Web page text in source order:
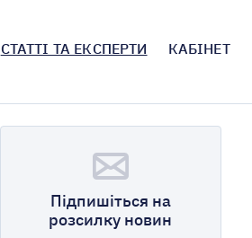
СТАТТІ ТА ЕКСПЕРТИ КАБІНЕТ
Підпишіться на
розсилку новин